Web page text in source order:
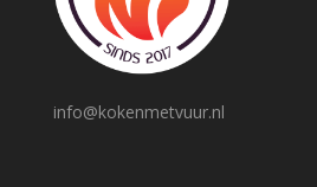
info@kokenmetvuur.nl